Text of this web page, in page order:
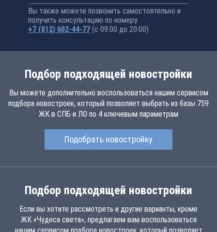
Вы также можете позвонить самостоятельно и
получить консультацию по номеру
+7 (812) 602-44-77 (с 09:00 до 20:00)
Подбор подходящей новостройки
Вы можете дополнительно воспользоваться нашим сервисом
подбора новостроек, который позволяет выбрать из базы 759
ЖК в СПБ и ЛО по 4 ключевым параметрам
Подобрать новостройку
Подбор подходящей новостройки
Если вы хотите рассмотреть и другие варианты, кроме
ЖК «Чудеса света», предлагаем вам воспользоваться